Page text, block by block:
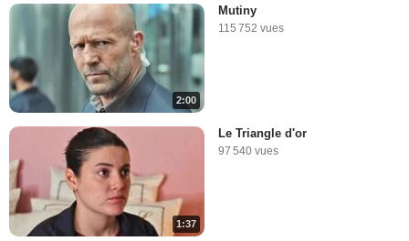
2:00
Mutiny
115 752 vues
1:37
Le Triangle d'or
97 540 vues